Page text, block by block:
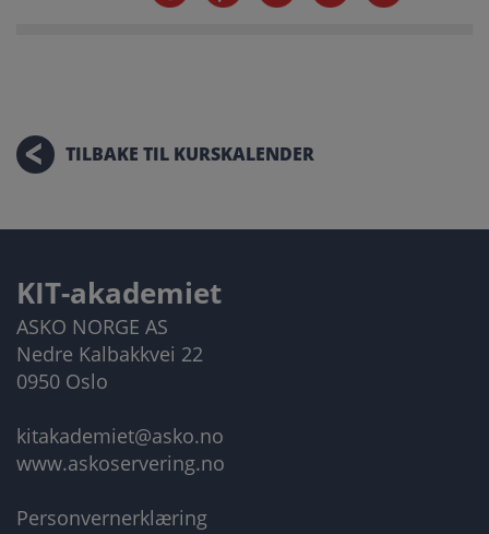
TILBAKE TIL KURSKALENDER
KIT-akademiet
ASKO NORGE AS
Nedre Kalbakkvei 22
0950 Oslo
kitakademiet@asko.no
www.askoservering.no
Personvernerklæring